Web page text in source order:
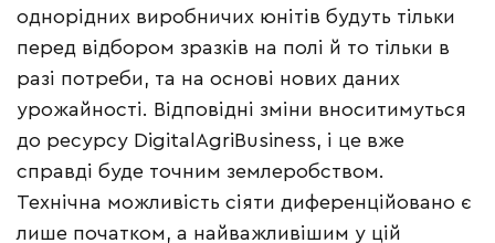
однорідних виробничих юнітів будуть тільки
перед відбором зразків на полі й то тільки в
разі потреби, та на основі нових даних
урожайності. Відповідні зміни вноситимуться
до ресурсу DigitalAgriBusiness, і це вже
справді буде точним землеробством.
Технічна можливість сіяти диференційовано є
лише початком, а найважливішим у цій